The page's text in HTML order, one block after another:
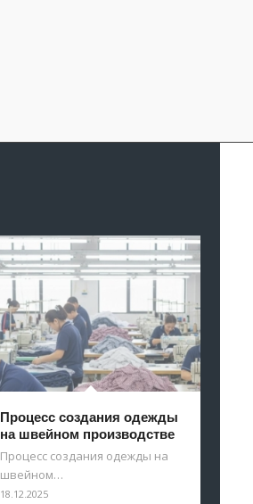
Процесс создания одежды
на швейном производстве
Процесс создания одежды на
швейном…
18.12.2025